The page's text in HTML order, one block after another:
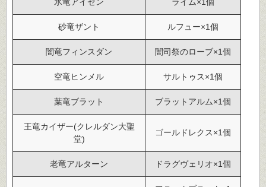
砂竜ザント ルフュー×1個
闇竜フィンスダン 闇司祭のローブ×1個
空竜ヒンメル サルトゥス×1個
葉竜ブラット ブラットアルム×1個
王竜カイザー(クレルダン大聖
堂)
ゴールドレクス×1個
老竜アルターン ドラグヴェリオ×1個